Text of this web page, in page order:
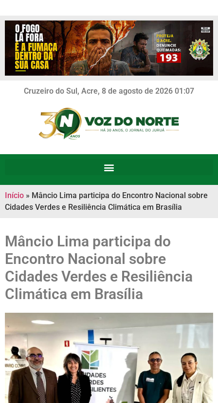
Cruzeiro do Sul, Acre, 8 de agosto de 2026 01:07
Início » Mâncio Lima participa do Encontro Nacional sobre
Cidades Verdes e Resiliência Climática em Brasília
Mâncio Lima participa do
Encontro Nacional sobre
Cidades Verdes e Resiliência
Climática em Brasília